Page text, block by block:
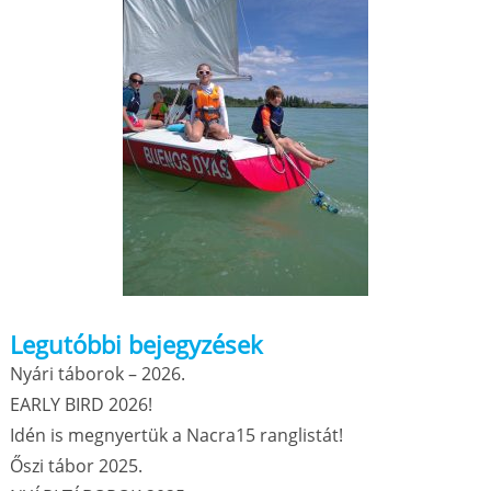
Legutóbbi bejegyzések
Nyári táborok – 2026.
EARLY BIRD 2026!
Idén is megnyertük a Nacra15 ranglistát!
Őszi tábor 2025.